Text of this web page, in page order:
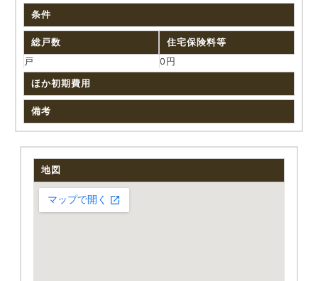
条件
総戸数
戸
住宅保険料等
0円
ほか初期費用
備考
地図